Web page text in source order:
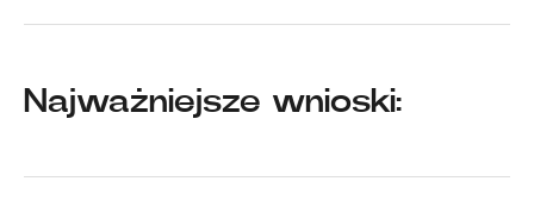
Najważniejsze wnioski: